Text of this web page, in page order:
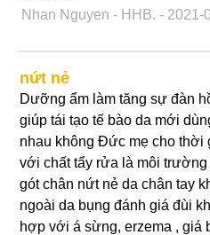
Nhan Nguyen - HHB. - 2021-
nứt nẻ
Dưỡng ẩm làm tăng sự đàn
giúp tái tạo tế bào da mới
nhau không Đức mẹ cho thời
với chất tẩy rửa là môi
gót chân nứt nẻ da chân tay
ngoài da bụng đánh giá đùi
hợp với á sừng, erzema , giá